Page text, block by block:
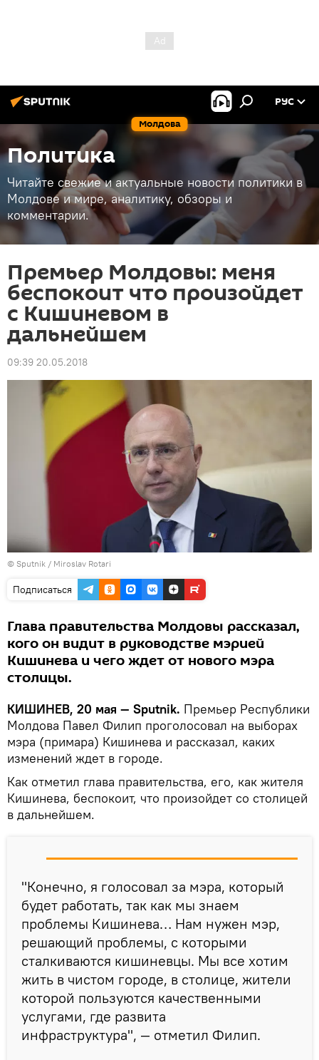
Молдова
РУС
Политика
Читайте свежие и актуальные новости политики в
Молдове и мире, аналитику, обзоры и
комментарии.
Премьер Молдовы: меня
беспокоит что произойдет
с Кишиневом в
дальнейшем
09:39 20.05.2018
© Sputnik / Miroslav Rotari
Подписаться
Глава правительства Молдовы рассказал,
кого он видит в руководстве мэрией
Кишинева и чего ждет от нового мэра
столицы.
КИШИНЕВ, 20 мая — Sputnik. Премьер Республики
Молдова Павел Филип проголосовал на выборах
мэра (примара) Кишинева и рассказал, каких
изменений ждет в городе.
Как отметил глава правительства, его, как жителя
Кишинева, беспокоит, что произойдет со столицей
в дальнейшем.
"Конечно, я голосовал за мэра, который
будет работать, так как мы знаем
проблемы Кишинева… Нам нужен мэр,
решающий проблемы, с которыми
сталкиваются кишиневцы. Мы все хотим
жить в чистом городе, в столице, жители
которой пользуются качественными
услугами, где развита
инфраструктура", — отметил Филип.